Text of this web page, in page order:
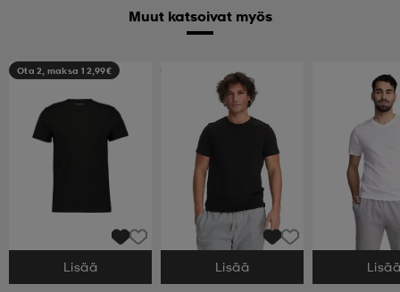
Muut katsoivat myös
Ota 2, maksa 12,99€
Valitse Koko
Lisää
Ota 2, maksa 12,99€
Valitse Koko
Lisää Valitse Koko